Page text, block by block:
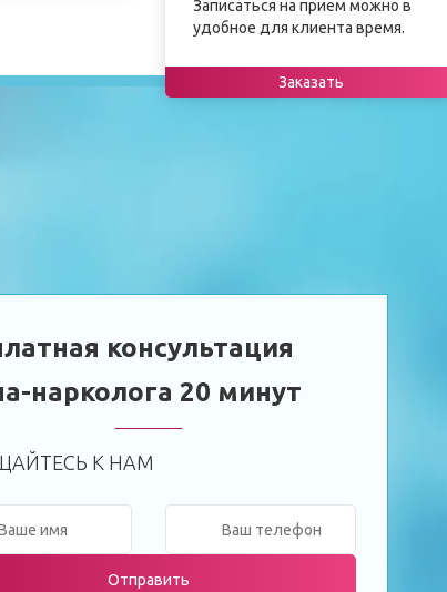
Записаться на прием можно в
удобное для клиента время.
Заказать
консультация
нарколога 20 минут
К НАМ
Отправить